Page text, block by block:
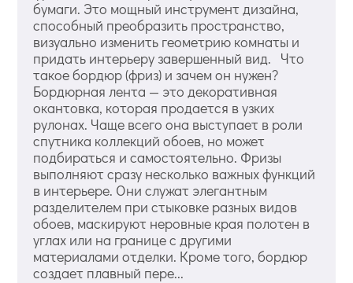
бумаги. Это мощный инструмент дизайна,
способный преобразить пространство,
визуально изменить геометрию комнаты и
придать интерьеру завершенный вид. Что
такое бордюр (фриз) и зачем он нужен?
Бордюрная лента — это декоративная
окантовка, которая продается в узких
рулонах. Чаще всего она выступает в роли
спутника коллекций обоев, но может
подбираться и самостоятельно. Фризы
выполняют сразу несколько важных функций
в интерьере. Они служат элегантным
разделителем при стыковке разных видов
обоев, маскируют неровные края полотен в
углах или на границе с другими
материалами отделки. Кроме того, бордюр
создает плавный пере...